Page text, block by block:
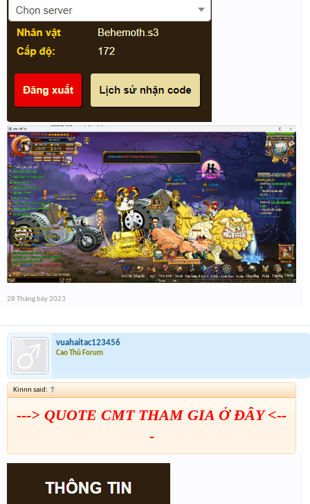
28 Tháng bảy 2023
vuahaitac123456
Cao Thủ Forum
Kinnn said: ↑
---> QUOTE CMT THAM GIA Ở ĐÂY <--
-